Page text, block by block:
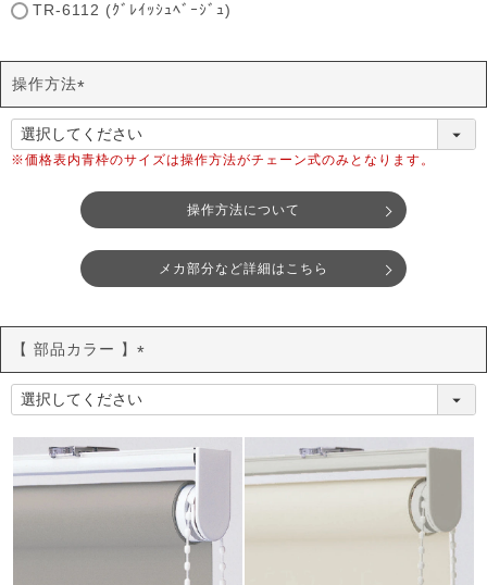
TR-6112 (ｸﾞﾚｲｯｼｭﾍﾞｰｼﾞｭ)
操作方法
(
必
須
※価格表内青枠のサイズは操作方法がチェーン式のみとなります。
操作方法について
メカ部分など詳細はこちら
【 部品カラー 】
(
必
)